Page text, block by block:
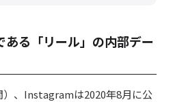
る「リール」の内部デー
）、Instagramは2020年8月に公